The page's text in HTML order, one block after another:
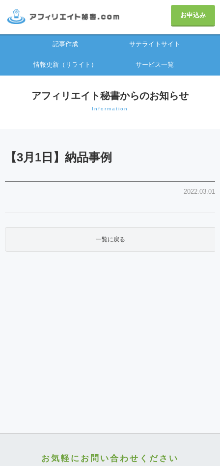
お申込み
記事作成 サテライトサイト
情報更新（リライト） サービス一覧
アフィリエイト秘書からのお知らせ
Information
【3月1日】納品事例
2022.03.01
一覧に戻る
お気軽にお問い合わせください